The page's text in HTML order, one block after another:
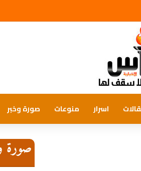
اسرار منوعات صورة وخبر
صورة